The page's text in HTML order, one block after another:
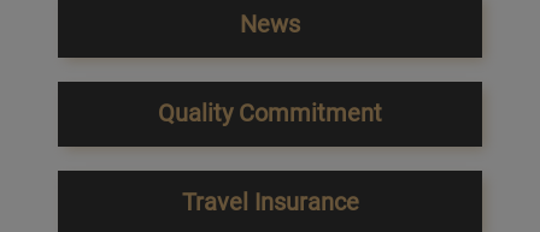
News
Quality Commitment
Travel Insurance